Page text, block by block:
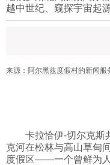
评论
科技
越中世纪、窥探宇宙起
来源：阿尔黑兹度假村的新闻
卡拉恰伊-切尔克斯
克河在松林与高山草甸
度假区——一个曾鲜为